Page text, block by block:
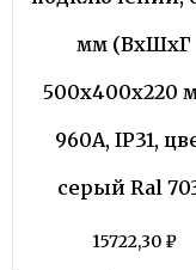
мм (ВхШхГ
500х400х220
960А, IP31,
серый Ral
15722,30 ₽